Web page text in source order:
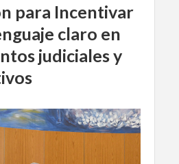
para Incentivar
claro en
judiciales y